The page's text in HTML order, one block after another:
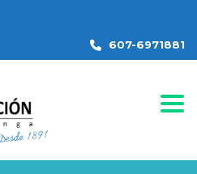
607-6971881